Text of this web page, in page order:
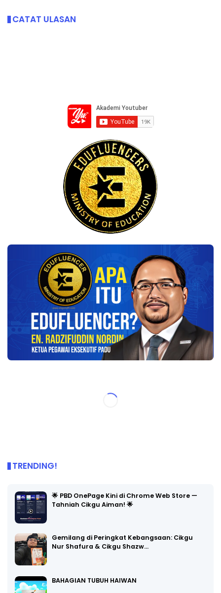
CATAT ULASAN
TRENDING!
🌟 PBD OnePage Kini di Chrome Web Store —
Tahniah Cikgu Aiman! 🌟
Gemilang di Peringkat Kebangsaan: Cikgu
Nur Shafura & Cikgu Shazw…
BAHAGIAN TUBUH HAIWAN